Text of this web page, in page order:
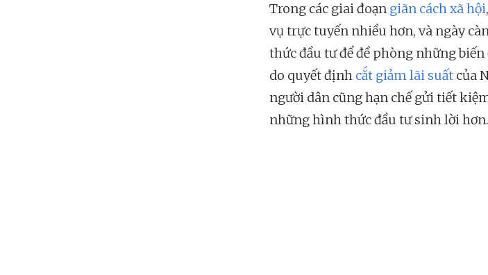
Trong các giai đoạn giãn cách xã hội
vụ trực tuyến nhiều hơn, và ngày
thức đầu tư để đề phòng những
do quyết định cắt giảm lãi suất của
người dân cũng hạn chế gửi tiết
những hình thức đầu tư sinh lời hơn.